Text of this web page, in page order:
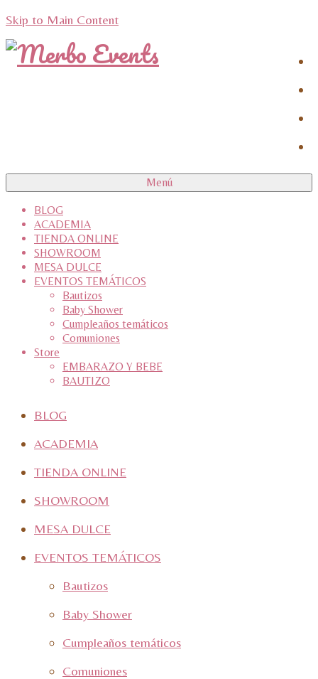
Skip to Main Content
Menú
BLOG
ACADEMIA
TIENDA ONLINE
SHOWROOM
MESA DULCE
EVENTOS TEMÁTICOS
Bautizos
Baby Shower
Cumpleaños temáticos
Comuniones
Store
EMBARAZO Y BEBE
BAUTIZO
BLOG
ACADEMIA
TIENDA ONLINE
SHOWROOM
MESA DULCE
EVENTOS TEMÁTICOS
Bautizos
Baby Shower
Cumpleaños temáticos
Comuniones